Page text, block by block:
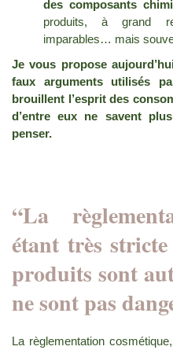
des composants
produits, à grand
imparables… mais
Je vous propose
faux arguments utilisés
brouillent l’esprit des
d’entre eux ne savent
penser.
“La
étant très
produits sont
ne sont pas
La règlementation